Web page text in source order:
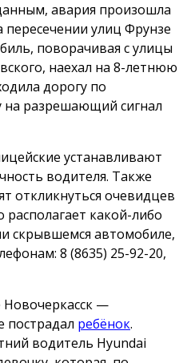
авария произошла
пересечении улиц Фрунзе
поворачивая с улицы
наехал на 8-летнюю
дорогу по
на разрешающий сигнал
устанавливают
водителя. Также
откликнуться очевидцев
располагает какой-либо
скрывшемся автомобиле,
8 (8635) 25-92-20,
Новочеркасск —
пострадал ребёнок.
водитель Hyundai